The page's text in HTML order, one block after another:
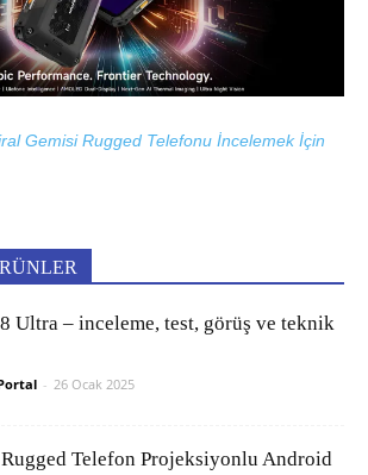
Gemisi Rugged Telefonu İncelemek İçin
Ultra – inceleme, test, görüş ve teknik
- 26 Ocak 2025
Telefon Projeksiyonlu Android